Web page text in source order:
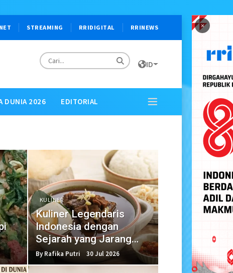
×
STREAMING RRIDIGITAL RRINEWS
ID
DUNIA 2026 EDITORIAL
KULINER
Kuliner Legendaris
Indonesia dengan
Sejarah yang Jarang
Diketahui
By Rafika Putri 30 Jul 2026